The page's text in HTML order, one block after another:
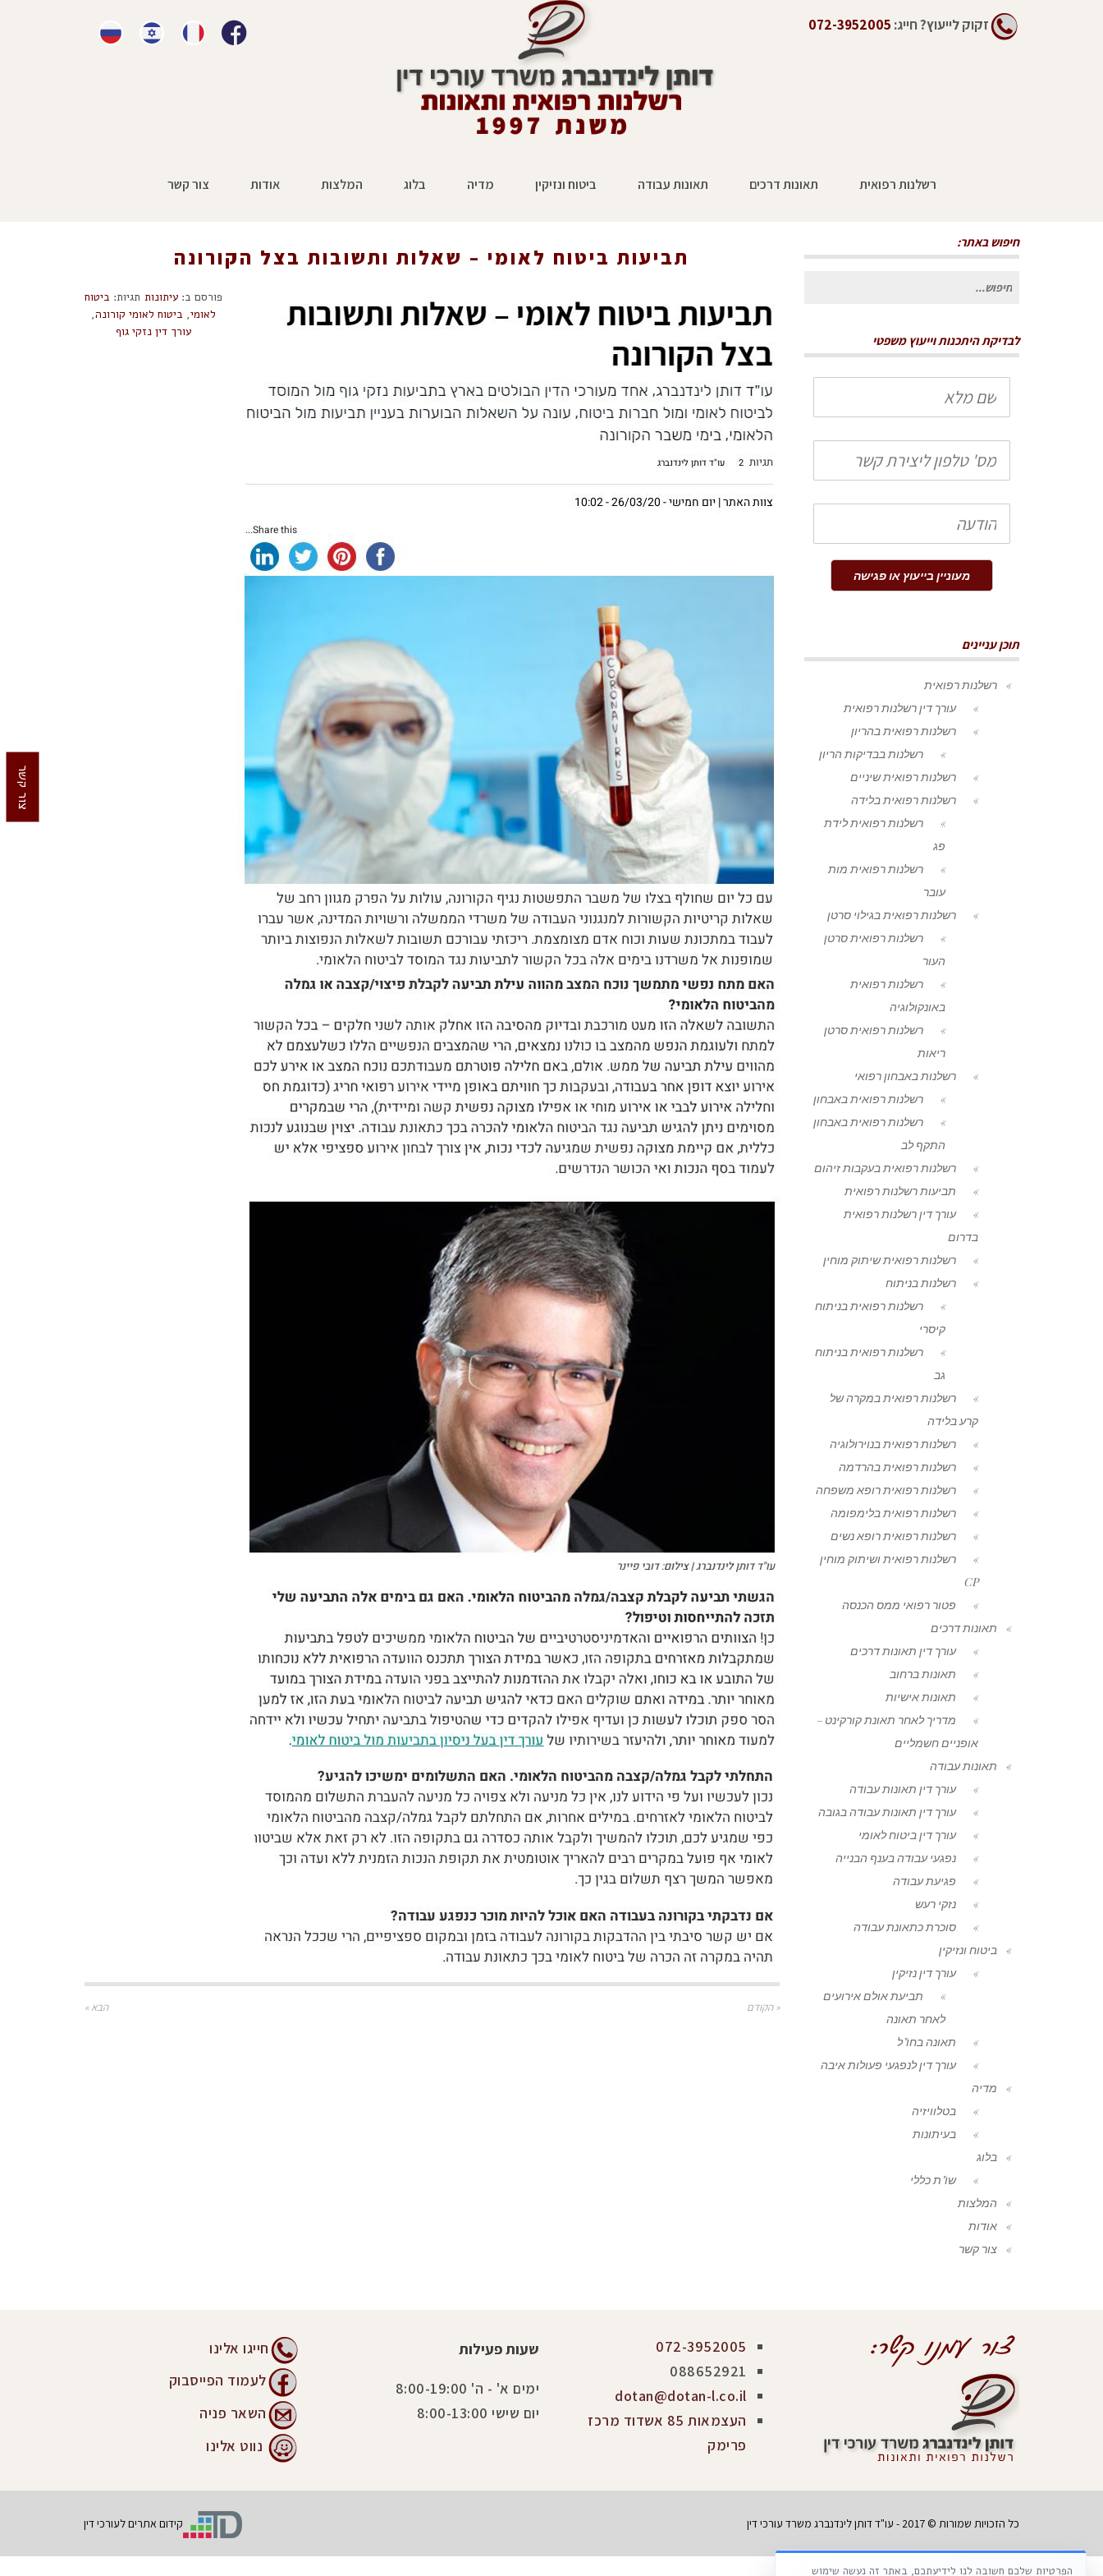
זקוק לייעוץ?חייג: 072-3952005
רשלנות רפואית תאונות דרכים תאונות עבודה ביטוח ונזיקין מדיה בלוג המלצות אודות צור קשר
תביעות ביטוח לאומי – שאלות ותשובות בצל הקורונה
פורסם ב: עיתונות תגיות: ביטוח
לאומי, ביטוח לאומי קורונה,
עורך דין נזקי גוף
« הקודם הבא »
חיפוש באתר:
חיפוש
לבדיקת היתכנות וייעוץ משפטי
שם
מלא
טלפון
הודעה
מעוניין בייעוץ או פגישה
תוכן עניינים
רשלנות רפואית
עורך דין רשלנות רפואית
רשלנות רפואית בהריון
רשלנות בבדיקות הריון
רשלנות רפואית שיניים
רשלנות רפואית בלידה
רשלנות רפואית לידת
פג
רשלנות רפואית מות
עובר
רשלנות רפואית בגילוי סרטן
רשלנות רפואית סרטן
העור
רשלנות רפואית
באונקולוגיה
רשלנות רפואית סרטן
ריאות
רשלנות באבחון רפואי
רשלנות רפואית באבחון
רשלנות רפואית באבחון
התקף לב
רשלנות רפואית בעקבות זיהום
תביעות רשלנות רפואית
עורך דין רשלנות רפואית
בדרום
רשלנות רפואית שיתוק מוחין
רשלנות בניתוח
רשלנות רפואית בניתוח
קיסרי
רשלנות רפואית בניתוח
גב
רשלנות רפואית במקרה של
קרע בלידה
רשלנות רפואית בנוירולוגיה
רשלנות רפואית בהרדמה
רשלנות רפואית רופא משפחה
רשלנות רפואית בלימפומה
רשלנות רפואית רופא נשים
רשלנות רפואית ושיתוק מוחין
CP
פטור רפואי ממס הכנסה
תאונות דרכים
עורך דין תאונות דרכים
תאונות ברחוב
תאונות אישיות
מדריך לאחר תאונת קורקינט –
אופניים חשמליים
תאונות עבודה
עורך דין תאונות עבודה
עורך דין תאונות עבודה בגובה
עורך דין ביטוח לאומי
נפגעי עבודה בענף הבנייה
פגיעת עבודה
נזקי רעש
סוכרת כתאונת עבודה
ביטוח ונזיקין
עורך דין נזיקין
תביעת אולם אירועים
לאחר תאונה
תאונה בחו"ל
עורך דין לנפגעי פעולות איבה
מדיה
בטלוויזיה
בעיתונות
בלוג
שו"ת כללי
המלצות
אודות
צור קשר
072-3952005
088652921
dotan@dotan-l.co.il
העצמאות 85 אשדוד מרכז
פרימק
שעות פעילות
ימים א' - ה' 8:00-19:00
יום שישי 8:00-13:00
חייגו אלינו
לעמוד הפייסבוק
השאר פניה
נווט אלינו
קידום אתרים לעורכי דין כל הזכויות שמורות © 2017 - עו"ד דותן לינדנברג משרד עורכי דין
הפרטיות שלכם חשובה לנו לידיעתכם, באתר זה נעשה שימוש
צור קשר